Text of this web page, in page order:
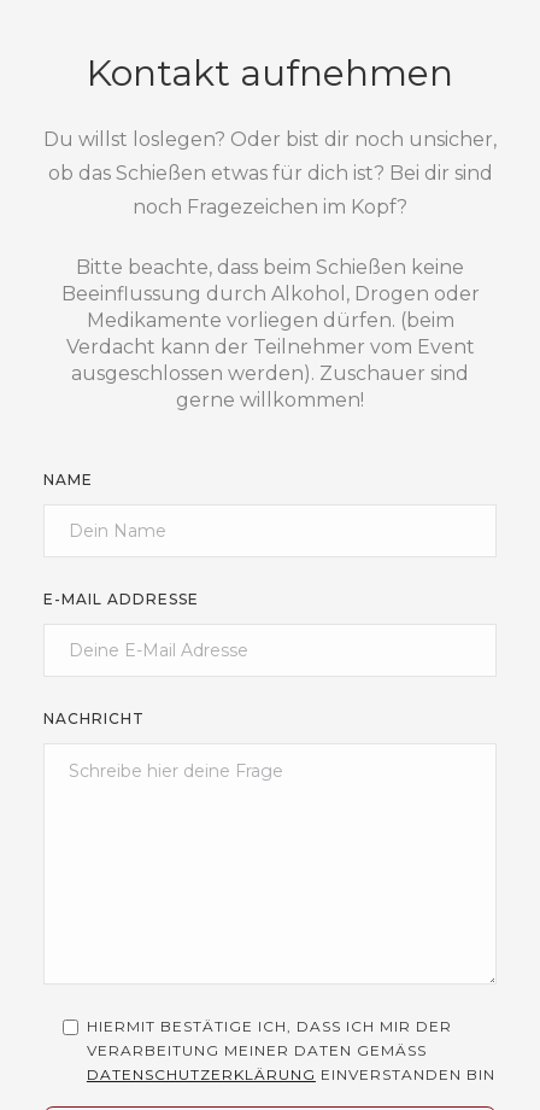
Kontakt aufnehmen
Du willst loslegen? Oder bist dir noch unsicher,
ob das Schießen etwas für dich ist? Bei dir sind
noch Fragezeichen im Kopf?
Bitte beachte, dass beim Schießen keine
Beeinflussung durch Alkohol, Drogen oder
Medikamente vorliegen dürfen. (beim
Verdacht kann der Teilnehmer vom Event
ausgeschlossen werden). Zuschauer sind
gerne willkommen!
NAME
E-MAIL ADDRESSE
NACHRICHT
HIERMIT BESTÄTIGE ICH, DASS ICH MIR DER
VERARBEITUNG MEINER DATEN GEMÄSS
DATENSCHUTZERKLÄRUNG EINVERSTANDEN BIN